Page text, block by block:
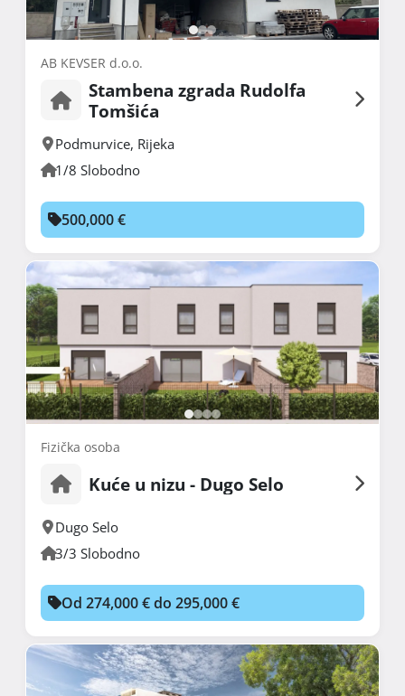
AB KEVSER d.o.o.
Stambena zgrada Rudolfa
Tomšića
Podmurvice, Rijeka
1/8 Slobodno
500,000 €
Fizička osoba
Kuće u nizu - Dugo Selo
Dugo Selo
3/3 Slobodno
Od 274,000 € do 295,000 €